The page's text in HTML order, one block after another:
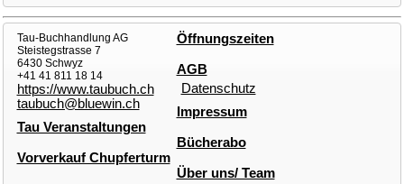
Tau-Buchhandlung AG
Steistegstrasse 7
6430 Schwyz
+41 41 811 18 14
https://www.taubuch.ch
taubuch@bluewin.ch
Öffnungszeiten
AGB
Datenschutz
Impressum
Tau Veranstaltungen
Bücherabo
Vorverkauf Chupferturm
Über uns/ Team